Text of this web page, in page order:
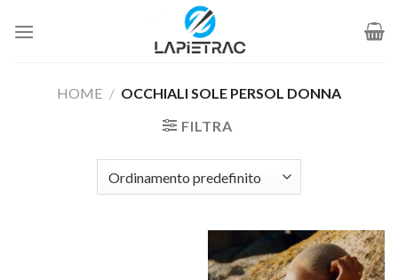
HOME / OCCHIALI SOLE PERSOL DONNA
FILTRA